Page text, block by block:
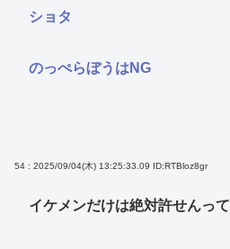
ショタ
のっぺらぼうはNG
54 : 2025/09/04(木) 13:25:33.09 ID:RTBloz8gr
イケメンだけは絶対許せんって